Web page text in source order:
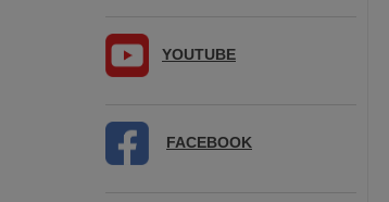
YOUTUBE
FACEBOOK